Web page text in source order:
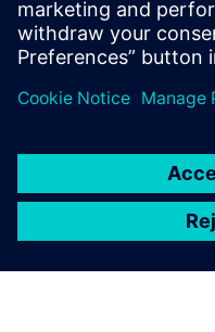
TA KONTAKT